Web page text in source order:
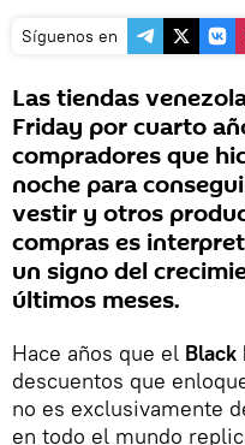
Síguenos en
Las tiendas
Friday por cuarto
compradores que
noche para
vestir y otros
compras es
un signo del
últimos meses.
Hace años que el Black
descuentos que
no es exclusivamente
en todo el mundo